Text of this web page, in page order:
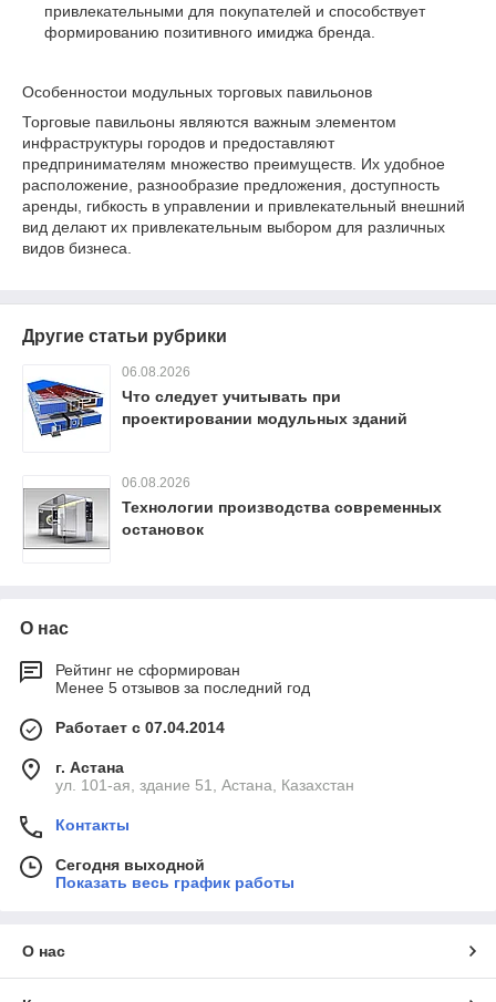
привлекательными для покупателей и способствует
формированию позитивного имиджа бренда.
Особенностои модульных торговых павильонов
Торговые павильоны являются важным элементом
инфраструктуры городов и предоставляют
предпринимателям множество преимуществ. Их удобное
расположение, разнообразие предложения, доступность
аренды, гибкость в управлении и привлекательный внешний
вид делают их привлекательным выбором для различных
видов бизнеса.
Другие статьи рубрики
06.08.2026
Что следует учитывать при
проектировании модульных зданий
06.08.2026
Технологии производства современных
остановок
О нас
Рейтинг не сформирован
Менее 5 отзывов за последний год
Работает с 07.04.2014
г. Астана
ул. 101-ая, здание 51, Астана, Казахстан
Контакты
Сегодня выходной
Показать весь график работы
О нас